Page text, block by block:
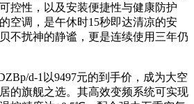
控性，以及安装便捷性与健康防护
空调，是午休时15秒即达清凉的安
不扰神的静谧，更是连续使用三年仍
d-1以9497元的到手价，成为大空
的旗舰之选。其高效变频系统可实现